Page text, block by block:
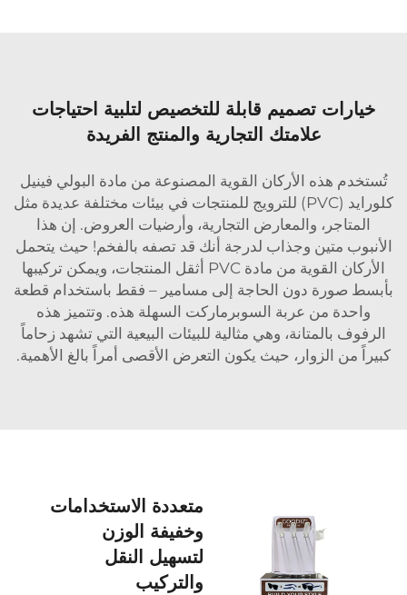
خيارات تصميم قابلة للتخصيص لتلبية احتياجات
علامتك التجارية والمنتج الفريدة
تُستخدم هذه الأركان القوية المصنوعة من مادة البولي فينيل
كلورايد (PVC) للترويج للمنتجات في بيئات مختلفة عديدة مثل
المتاجر، والمعارض التجارية، وأرضيات العروض. إن هذا
الأنبوب متين وجذاب لدرجة أنك قد تصفه بالفخم! حيث يتحمل
الأركان القوية من مادة PVC أثقل المنتجات، ويمكن تركيبها
بأبسط صورة دون الحاجة إلى مسامير – فقط باستخدام قطعة
واحدة من عربة السوبرماركت السهلة هذه. وتتميز هذه
الرفوف بالمتانة، وهي مثالية للبيئات البيعية التي تشهد زحاماً
كبيراً من الزوار، حيث يكون التعرض الأقصى أمراً بالغ الأهمية.
متعددة الاستخدامات
وخفيفة الوزن
لتسهيل النقل
والتركيب